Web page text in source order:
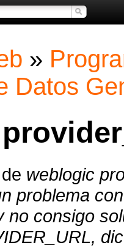
»
Datos
weblogic
problema
no consigo